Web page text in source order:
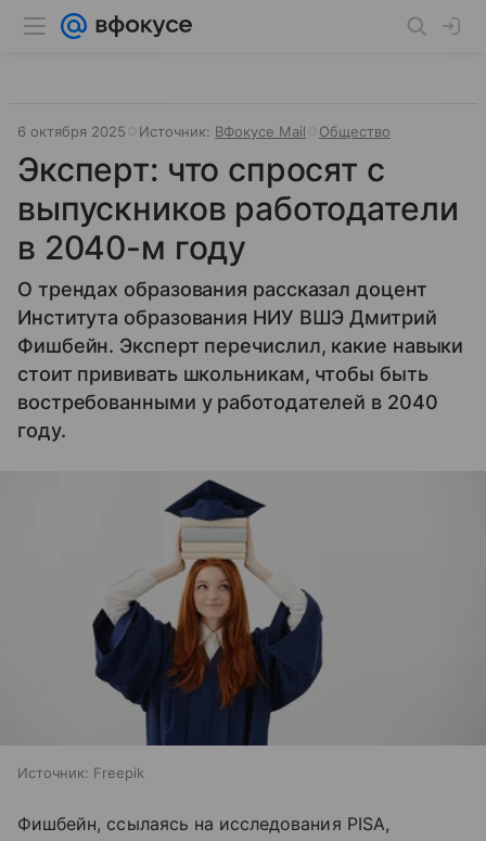
6 октября 2025 Источник: ВФокусе Mail Общество
Эксперт: что спросят с
выпускников работодатели
в 2040-м году
О трендах образования рассказал доцент
Института образования НИУ ВШЭ Дмитрий
Фишбейн. Эксперт перечислил, какие навыки
стоит прививать школьникам, чтобы быть
востребованными у работодателей в 2040
году.
Источник: Freepik
Фишбейн, ссылаясь на исследования PISA,